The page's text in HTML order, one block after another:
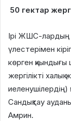
50 гектар
Ірі ЖШС-лардың
үлестерімен
көрген
жергілікті
Сандықтау
Амрин.